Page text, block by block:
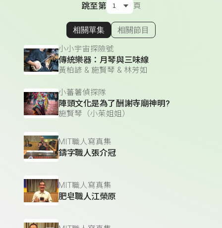
跳至第 頁
顯示相關單集
相關單集 相關節目
小小宇宙探險號
傳統樂器：月琴與三味線
黃柏諺 & 施賢琴 & 林芳如
小蕃薯偵探隊
陣頭文化是為了酬謝寺廟神明?
施賢琴（小茱姐姐）
MIT職人寫真集
鑄字職人張介冠
MIT職人寫真集
肥皂職人江榮原